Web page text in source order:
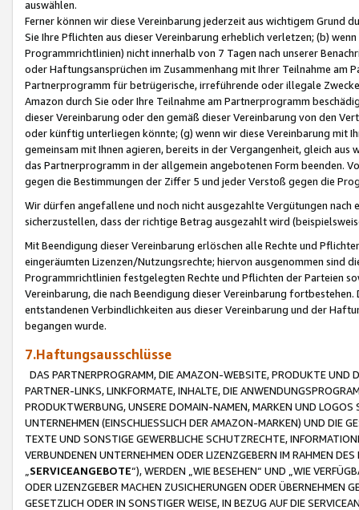
auswählen.
Ferner können wir diese Vereinbarung jederzeit aus wichtigem Grund
Sie Ihre Pflichten aus dieser Vereinbarung erheblich verletzen; (b)
Programmrichtlinien) nicht innerhalb von 7 Tagen nach unserer
oder Haftungsansprüchen im Zusammenhang mit Ihrer Teilnahme am
Partnerprogramm für betrügerische, irreführende oder illegale
Amazon durch Sie oder Ihre Teilnahme am Partnerprogramm
dieser Vereinbarung oder den gemäß dieser Vereinbarung von den
oder künftig unterliegen könnte; (g) wenn wir diese Vereinbarung mit
gemeinsam mit Ihnen agieren, bereits in der Vergangenheit, gleich
das Partnerprogramm in der allgemein angebotenen Form beenden.
gegen die Bestimmungen der Ziffer 5 und jeder Verstoß gegen die
Wir dürfen angefallene und noch nicht ausgezahlte Vergütungen
sicherzustellen, dass der richtige Betrag ausgezahlt wird
Mit Beendigung dieser Vereinbarung erlöschen alle Rechte und
eingeräumten Lizenzen/Nutzungsrechte; hiervon ausgenommen sind
Programmrichtlinien festgelegten Rechte und Pflichten der Parteien
Vereinbarung, die nach Beendigung dieser Vereinbarung
entstandenen Verbindlichkeiten aus dieser Vereinbarung und der
begangen wurde.
7.Haftungsausschlüsse
DAS PARTNERPROGRAMM, DIE AMAZON-WEBSITE, PRODUKTE UND
PARTNER-LINKS, LINKFORMATE, INHALTE, DIE
PRODUKTWERBUNG, UNSERE DOMAIN-NAMEN, MARKEN UND
UNTERNEHMEN (EINSCHLIESSLICH DER AMAZON-MARKEN) UND DIE
TEXTE UND SONSTIGE GEWERBLICHE SCHUTZRECHTE,
VERBUNDENEN UNTERNEHMEN ODER LIZENZGEBERN IM RAHMEN
SERVICEANGEBOTE“), WERDEN „WIE BESEHEN“ UND „WIE
ODER LIZENZGEBER MACHEN ZUSICHERUNGEN ODER ÜBERNEHMEN
GESETZLICH ODER IN SONSTIGER WEISE, IN BEZUG AUF DIE